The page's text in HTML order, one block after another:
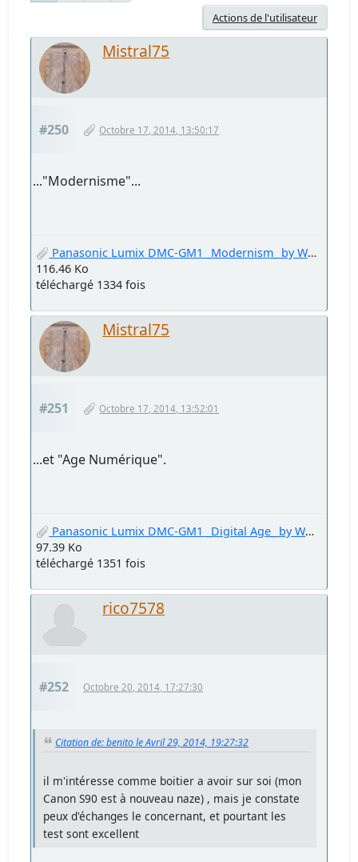
Actions de l'utilisateur
Mistral75
#250 Octobre 17, 2014, 13:50:17
..."Modernisme"...
Panasonic Lumix DMC-GM1 _Modernism_ by Welter Oberfell.jpg
116.46 Ko
téléchargé 1334 fois
Mistral75
#251 Octobre 17, 2014, 13:52:01
...et "Age Numérique".
Panasonic Lumix DMC-GM1 _Digital Age_ by Welter Oberfell.jpg
97.39 Ko
téléchargé 1351 fois
rico7578
#252 Octobre 20, 2014, 17:27:30
Citation de: benito le Avril 29, 2014, 19:27:32
il m'intéresse comme boitier a avoir sur soi (mon
Canon S90 est à nouveau naze) , mais je constate
peux d'échanges le concernant, et pourtant les
test sont excellent